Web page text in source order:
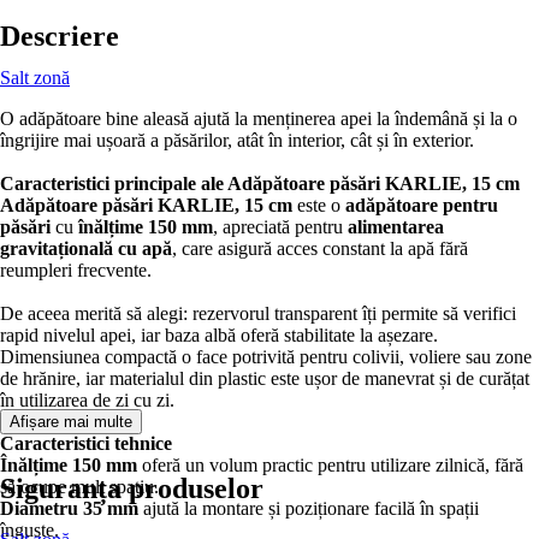
Descriere
Salt zonă
O adăpătoare bine aleasă ajută la menținerea apei la îndemână și la o
îngrijire mai ușoară a păsărilor, atât în interior, cât și în exterior.
Caracteristici principale ale Adăpătoare păsări KARLIE, 15 cm
Adăpătoare păsări KARLIE, 15 cm este o adăpătoare pentru
păsări cuînălțime 150 mm, apreciată pentru alimentarea
gravitațională cu apă, care asigură acces constant la apă fără
reumpleri frecvente.
De aceea merită să alegi: rezervorul transparent îți permite să verifici
rapid nivelul apei, iar baza albă oferă stabilitate la așezare.
Dimensiunea compactă o face potrivită pentru colivii, voliere sau zone
de hrănire, iar materialul din plastic este ușor de manevrat și de curățat
în utilizarea de zi cu zi.
Caracteristici tehnice
Înălțime 150 mm oferă un volum practic pentru utilizare zilnică, fără
să ocupe mult spațiu.
Diametru 35 mm ajută la montare și poziționare facilă în spații
înguste.
Afișare mai multe
Siguranța produselor